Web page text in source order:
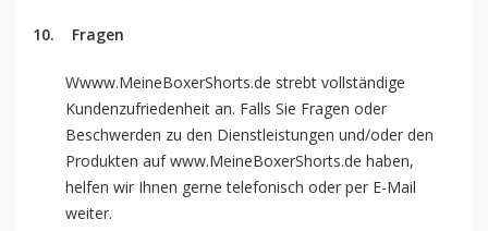
10. Fragen
Wwww.MeineBoxerShorts.de strebt vollständige
Kundenzufriedenheit an. Falls Sie Fragen oder
Beschwerden zu den Dienstleistungen und/oder den
Produkten auf www.MeineBoxerShorts.de haben,
helfen wir Ihnen gerne telefonisch oder per E-Mail
weiter.